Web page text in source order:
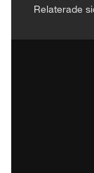
Relaterade